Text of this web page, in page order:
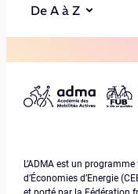
De A à Z
L’ADMA est un
d’Économies d’Energie